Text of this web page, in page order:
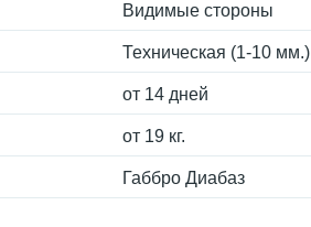
Видимые стороны
Техническая (1-10 мм.)
от 14 дней
от 19 кг.
Габбро Диабаз